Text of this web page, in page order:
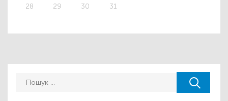
28 29 30 31